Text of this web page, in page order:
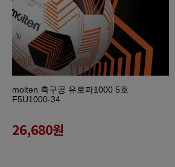
molten 축구공 유로파1000 5호
F5U1000-34
26,680원